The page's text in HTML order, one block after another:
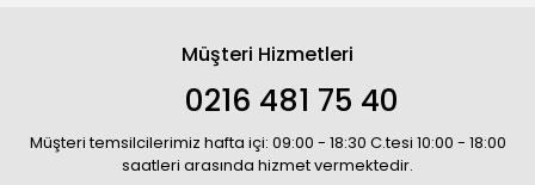
Müşteri Hizmetleri
0216 481 75 40
Müşteri temsilcilerimiz hafta içi: 09:00 - 18:30 C.tesi 10:00 - 18:00
saatleri arasında hizmet vermektedir.